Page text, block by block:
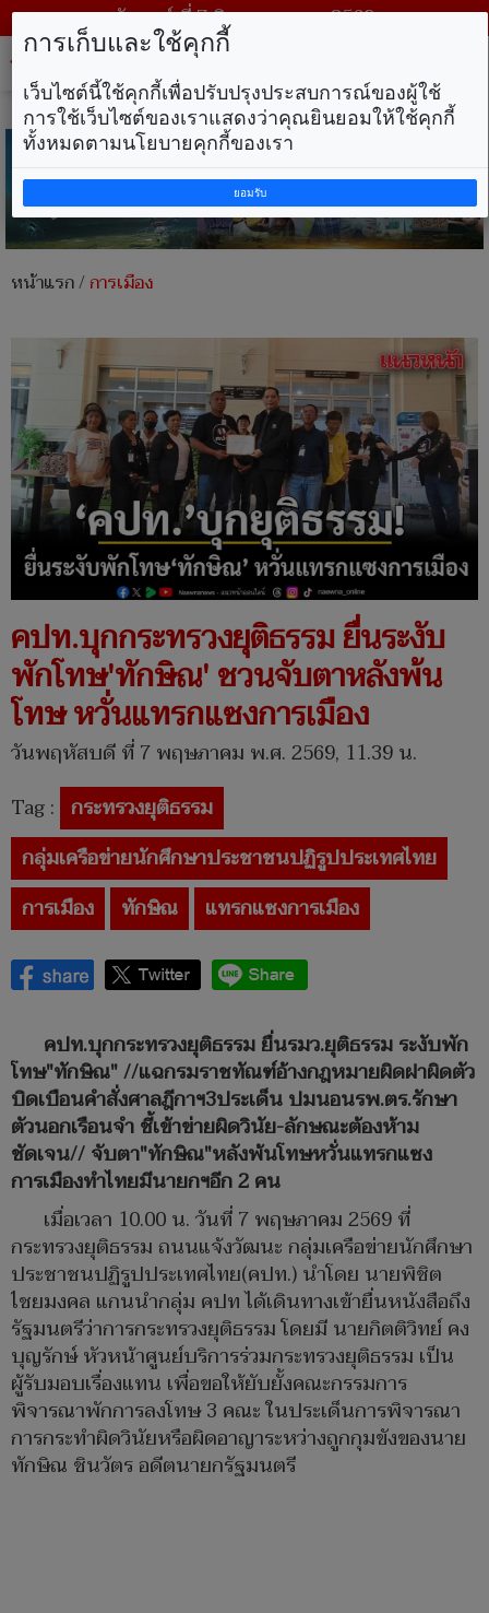
วันศุกร์ ที่ 7 สิงหาคม พ.ศ. 2569
หน้าแรก/การเมือง
คปท.บุกกระทรวงยุติธรรม ยื่นระงับ
พักโทษ'ทักษิณ' ชวนจับตาหลังพ้น
โทษ หวั่นแทรกแซงการเมือง
วันพฤหัสบดี ที่ 7 พฤษภาคม พ.ศ. 2569, 11.39 น.
Tag : กระทรวงยุติธรรม
กลุ่มเครือข่ายนักศึกษาประชาชนปฏิรูปประเทศไทย
การเมือง
ทักษิณ แทรกแซงการเมือง
คปท.บุกกระทรวงยุติธรรม ยื่นรมว.ยุติธรรม ระงับพัก
โทษ"ทักษิณ" //แฉกรมราชทัณฑ์อ้างกฎหมายผิดฝาผิดตัว
บิดเบือนคำสั่งศาลฎีกาฯ3ประเด็น ปมนอนรพ.ตร.รักษา
ตัวนอกเรือนจำ ชี้เข้าข่ายผิดวินัย-ลักษณะต้องห้าม
ชัดเจน// จับตา"ทักษิณ"หลังพ้นโทษหวั่นแทรกแซง
การเมืองทำไทยมีนายกฯอีก 2 คน
เมื่อเวลา 10.00 น. วันที่ 7 พฤษภาคม 2569 ที่
กระทรวงยุติธรรม ถนนแจ้งวัฒนะ กลุ่มเครือข่ายนักศึกษา
ประชาชนปฏิรูปประเทศไทย(คปท.) นำโดย นายพิชิต
ไชยมงคล แกนนำกลุ่ม คปท ได้เดินทางเข้ายื่นหนังสือถึง
รัฐมนตรีว่าการกระทรวงยุติธรรม โดยมี นายกิตติวิทย์ คง
บุญรักษ์ หัวหน้าศูนย์บริการร่วมกระทรวงยุติธรรม เป็น
ผู้รับมอบเรื่องแทน เพื่อขอให้ยับยั้งคณะกรรมการ
พิจารณาพักการลงโทษ 3 คณะ ในประเด็นการพิจารณา
การกระทำผิดวินัยหรือผิดอาญาระหว่างถูกกุมขังของนาย
ทักษิณ ชินวัตร อดีตนายกรัฐมนตรี
การเก็บและใช้คุกกี้
เว็บไซต์นี้ใช้คุกกี้เพื่อปรับปรุงประสบการณ์ของผู้ใช้
การใช้เว็บไซต์ของเราแสดงว่าคุณยินยอมให้ใช้คุกกี้
ทั้งหมดตามนโยบายคุกกี้ของเรา
ยอมรับ